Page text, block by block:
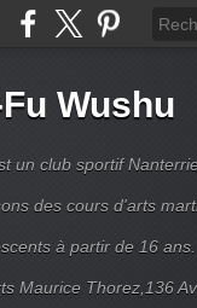
Wushu
un club sportif
des cours d'arts
à partir de 16
Maurice Thorez,136